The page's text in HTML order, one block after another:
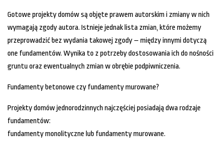
Gotowe projekty domów są objęte prawem autorskim i zmiany w nich
wymagają zgody autora. Istnieje jednak lista zmian, które możemy
przeprowadzić bez wydania takowej zgody – między innymi dotyczą
one fundamentów. Wynika to z potrzeby dostosowania ich do nośności
gruntu oraz ewentualnych zmian w obrębie podpiwniczenia.
Fundamenty betonowe czy fundamenty murowane?
Projekty domów jednorodzinnych najczęściej posiadają dwa rodzaje
fundamentów:
fundamenty monolityczne lub fundamenty murowane.